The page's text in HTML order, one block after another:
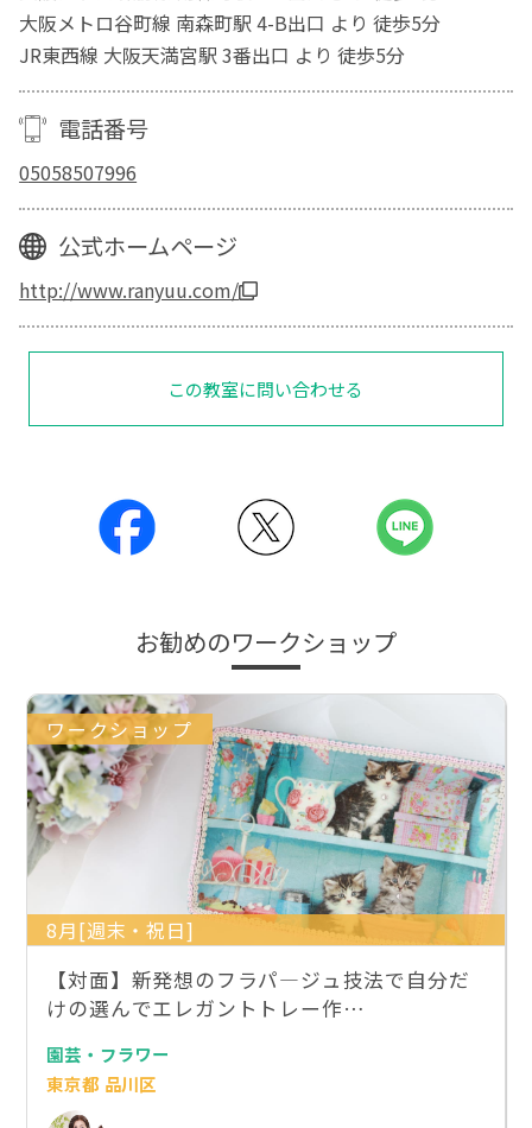
大阪メトロ谷町線 南森町駅 4-B出口 より 徒歩5分
JR東西線 大阪天満宮駅 3番出口 より 徒歩5分
電話番号
05058507996
公式ホームページ
http://www.ranyuu.com/
この教室に問い合わせる
お勧めのワークショップ
ワークショップ
8月[週末・祝日]
【対面】新発想のフラパ―ジュ技法で自分だ
けの選んでエレガントトレー作…
園芸・フラワー
東京都 品川区